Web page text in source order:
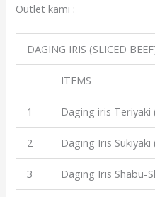
Outlet kami :
DAGING IRIS (SLICED
ITEMS
1 Daging iris Teriyaki
2 Daging Iris
3 Daging Iris Shabu-